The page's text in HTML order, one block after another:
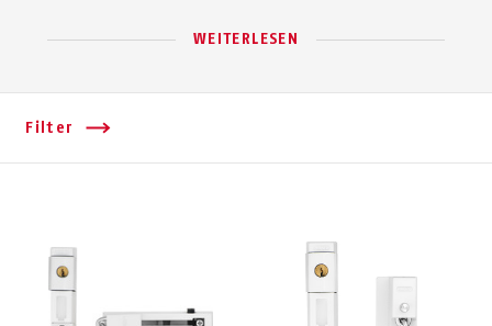
WEITERLESEN
Filter